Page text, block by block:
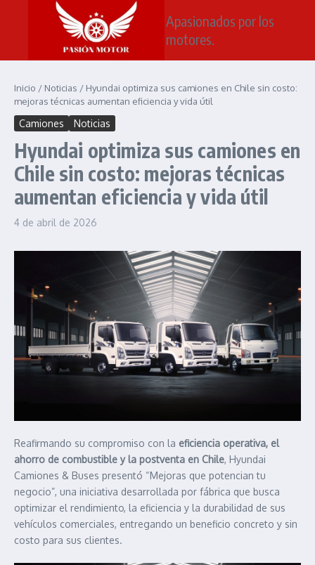
Saltar al contenido
Apasionados por los
motores.
Inicio / Noticias / Hyundai optimiza sus camiones en Chile sin costo:
mejoras técnicas aumentan eficiencia y vida útil
Camiones Noticias
Hyundai optimiza sus camiones en
Chile sin costo: mejoras técnicas
aumentan eficiencia y vida útil
4 de abril de 2026
Reafirmando su compromiso con la eficiencia operativa, el
ahorro de combustible y la postventa en Chile, Hyundai
Camiones & Buses presentó “Mejoras que potencian tu
negocio”, una iniciativa desarrollada por fábrica que busca
optimizar el rendimiento, la eficiencia y la durabilidad de sus
vehículos comerciales, entregando un beneficio concreto y sin
costo para sus clientes.